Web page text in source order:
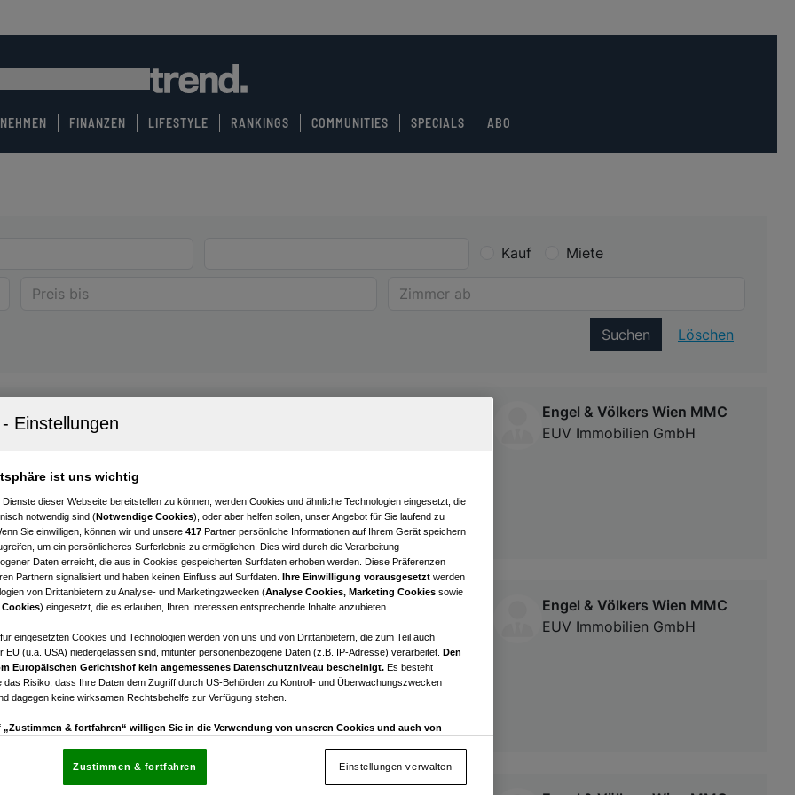
FINANZEN LIFESTYLE RANKINGS COMMUNITIES SPECIALS ABO
Kauf Miete
Suchen Löschen
Zimmer-Gartenwohnung in Grünlage – Exklusiver Lederleitner-
4
Zimmer
€ 690.000,00
Kaufpreis
Engel & Völkers Wien MMC
EUV Immobilien GmbH
zwei Ebenen!
3
Zimmer
€ 500.000,00
Kaufpreis
Engel & Völkers Wien MMC
EUV Immobilien GmbH
ist uns wichtig
Dienste dieser Webseite bereitstellen zu können, werden Cookies und ähnliche Technologien eingesetzt, die
notwendig sind (Notwendige Cookies), oder aber helfen sollen, unser Angebot für Sie laufend zu
Sie einwilligen, können wir und unsere 417 Partner persönliche Informationen auf Ihrem Gerät speichern
um ein persönlicheres Surferlebnis zu ermöglichen. Dies wird durch die Verarbeitung
Daten erreicht, die aus in Cookies gespeicherten Surfdaten erhoben werden. Diese Präferenzen
Partnern signalisiert und haben keinen Einfluss auf Surfdaten. Ihre Einwilligung vorausgesetzt werden
von Drittanbietern zu Analyse- und Marketingzwecken (Analyse Cookies, Marketing Cookies sowie
) eingesetzt, die es erlauben, Ihren Interessen entsprechende Inhalte anzubieten.
eingesetzten Cookies und Technologien werden von uns und von Drittanbietern, die zum Teil auch
EU (u.a. USA) niedergelassen sind, mitunter personenbezogene Daten (z.B. IP-Adresse) verarbeitet. Den
Europäischen Gerichtshof kein angemessenes Datenschutzniveau bescheinigt. Es besteht
das Risiko, dass Ihre Daten dem Zugriff durch US-Behörden zu Kontroll- und Überwachungszwecken
dagegen keine wirksamen Rechtsbehelfe zur Verfügung stehen.
„Zustimmen & fortfahren“ willigen Sie in die Verwendung von unseren Cookies und auch von
die sich auf jeder Seite unten im Footer befinden.
Einstellungen verwalten
Zustimmen & fortfahren